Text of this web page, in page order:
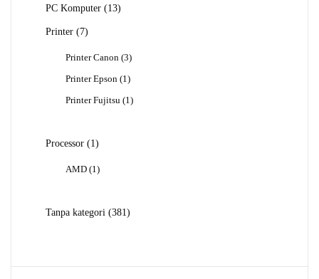
PC Komputer 1313
Printer
77
Printer Canon 33
Printer Epson
1 1
Printer Fujitsu
1 1
Processor 11
AMD 1 1
Tanpa kategori 381381